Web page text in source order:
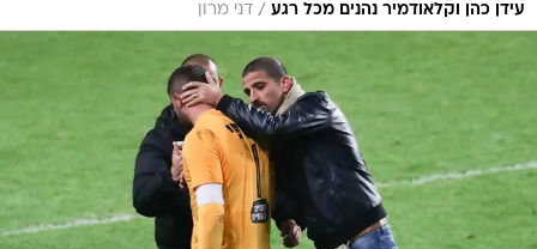
עידן כהן וקלאודמיר נהנים מכל רגע / דני מרון